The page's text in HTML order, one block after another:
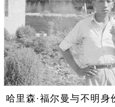
哈里森·福尔曼与不明